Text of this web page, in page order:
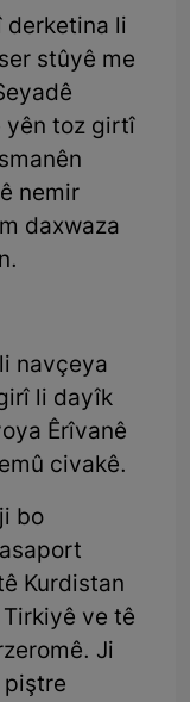
derketina li
stûyê me
yên toz girtî
nemir
daxwaza
navçeya
li dayîk
Êrîvanê
civakê.
bo
Kurdistan
ve tê
Ji